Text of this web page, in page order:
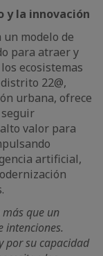
y la innovación
modelo de
para atraer y
ecosistemas
22@,
urbana, ofrece
valor para
artificial,
más que un
intenciones.
por su capacidad